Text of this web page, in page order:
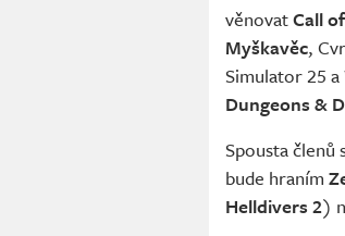
věnovatCall
Myškavěc,
Simulator 25 a
Dungeons &
Spousta členů
bude hraním
Helldivers 2)